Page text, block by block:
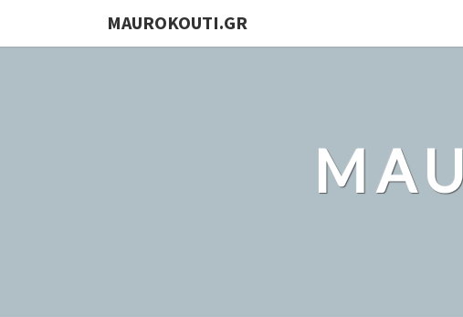
MAUROKOUTI.GR